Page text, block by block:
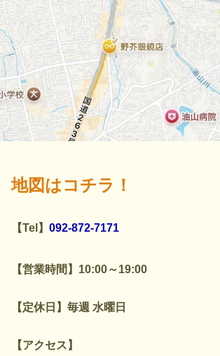
地図はコチラ！
【Tel】 092-872-7171
【営業時間】10:00～19:00
【定休日】毎週 水曜日
【アクセス】